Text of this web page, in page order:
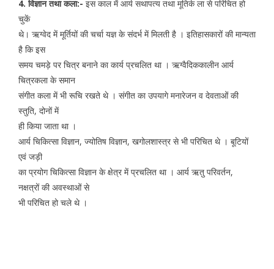
4. विज्ञान तथा कला:- इस काल में आर्य सथापत्य तथा मूतिर्क ला से परिचित हो
चुकें
थे। ऋग्वेद में मूर्तियों की चर्चा यज्ञ के संदर्भ में मिलती है । इतिहासकारों की मान्यता
है कि इस
समय चमड़े पर चित्र बनाने का कार्य प्रचलित था । ऋग्वैदिककालीन आर्य
चित्रकला के समान
संगीत कला में भी रूचि रखते थे । संगीत का उपयागे मनारेजन व देवताओं की
स्तुति, दोनों में
ही किया जाता था ।
आर्य चिकित्सा विज्ञान, ज्योतिष विज्ञान, खगोलशास्त्र से भी परिचित थे । बूटियों
एवं जड़ी
का प्रयोग चिकित्सा विज्ञान के क्षेत्र में प्रचलित था । आर्य ऋतु परिवर्तन,
नक्षत्रों की अवस्थाओं से
भी परिचित हो चले थे ।